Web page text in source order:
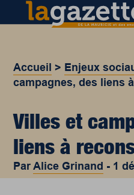
Accueil > Enjeux
campagnes, des liens
Villes et
liens à
ParAlice Grinand - 1